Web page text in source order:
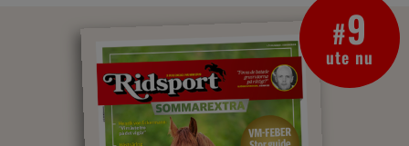
#9
ute nu